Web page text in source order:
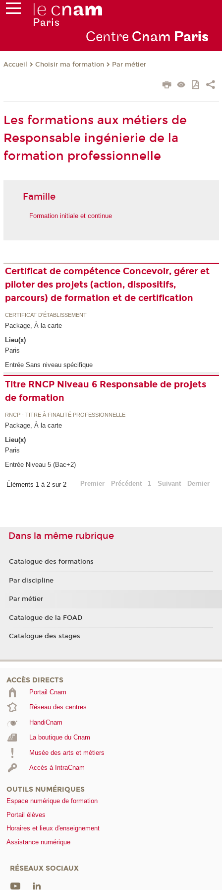
Centre Cnam Paris
Accueil Choisir ma formation Par métier
Les formations aux métiers de
Responsable ingénierie de la
formation professionnelle
Famille
Formation initiale et continue
Certificat de compétence Concevoir, gérer et
piloter des projets (action, dispositifs,
parcours) de formation et de certification
CERTIFICAT D'ÉTABLISSEMENT
Package, À la carte
Lieu(x)
Paris
Entrée Sans niveau spécifique
Titre RNCP Niveau 6 Responsable de projets
de formation
RNCP - TITRE À FINALITÉ PROFESSIONNELLE
Package, À la carte
Lieu(x)
Paris
Entrée Niveau 5 (Bac+2)
Éléments 1 à 2 sur 2 Premier Précédent 1 Suivant Dernier
Dans la même rubrique
Catalogue des formations
Par discipline
Par métier
Catalogue de la FOAD
Catalogue des stages
ACCÈS DIRECTS
Portail Cnam
Réseau des centres
HandiCnam
La boutique du Cnam
Musée des arts et métiers
Accès à IntraCnam
OUTILS NUMÉRIQUES
Espace numérique de formation
Portail élèves
Horaires et lieux d'enseignement
Assistance numérique
RÉSEAUX SOCIAUX